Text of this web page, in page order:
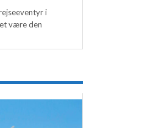
i
være den